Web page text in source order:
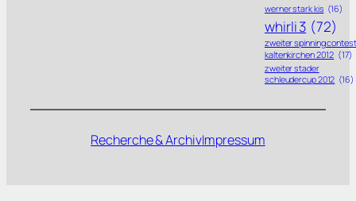
werner stark kis (16)
whirli 3 (72)
zweiter spinning contest
kaltenkirchen 2012 (17)
zweiter stader
schleudercup 2012 (16)
Recherche & ArchivImpressum